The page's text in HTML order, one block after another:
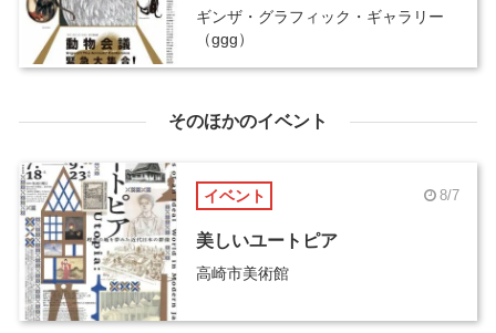
ギンザ・グラフィック・ギャラリー
（ggg）
そのほかのイベント
イベント 8/7
美しいユートピア
高崎市美術館